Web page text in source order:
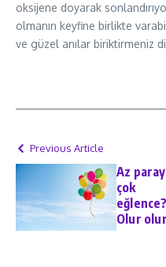
oksijene doyarak
olmanın keyfine birlikte
ve güzel anılar biriktirmeniz
Previous Article
Az
çok
eğlence?
Olur